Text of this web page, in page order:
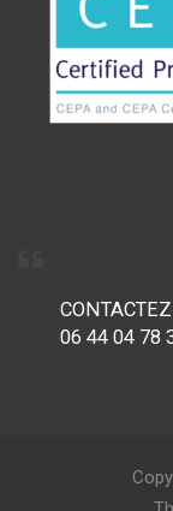
06 44 04 78